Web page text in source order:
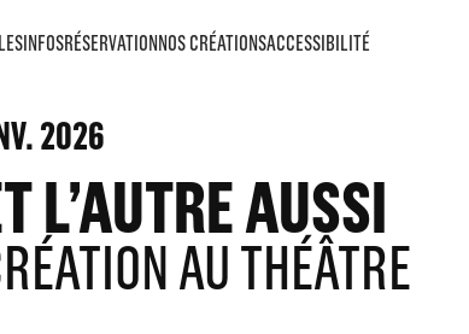
INFOSRÉSERVATIONNOS CRÉATIONSACCESSIBILITÉ
2026
L’AUTRE AUSSI
AU THÉÂTRE